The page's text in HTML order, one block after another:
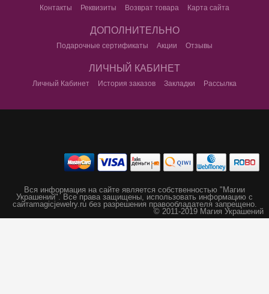
Контакты Реквизиты Возврат товара Карта сайта
ДОПОЛНИТЕЛЬНО
Подарочные сертификаты Акции Отзывы
ЛИЧНЫЙ КАБИНЕТ
Личный Кабинет История заказов Закладки Рассылка
Вся информация на сайте является собственностью "Магии
Украшений". Все права защищены, использовать информацию с
сайтаmagicjewelry.ru без разрешения правообладателя запрещено.
© 2011-2019 Магия Украшений